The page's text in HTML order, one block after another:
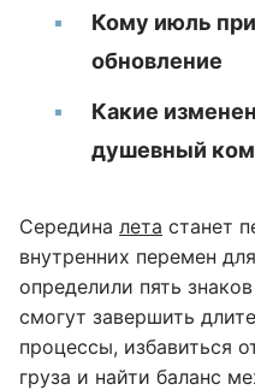
Кому июль
обновление
Какие
душевный
Середина лета станет
внутренних перемен
определили пять
смогут завершить
процессы, избавиться
груза и найти баланс